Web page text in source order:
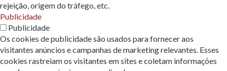
rejeição, origem do tráfego, etc.
Publicidade
Publicidade
Os cookies de publicidade são usados ​​para fornecer aos
visitantes anúncios e campanhas de marketing relevantes. Esses
cookies rastreiam os visitantes em sites e coletam informações